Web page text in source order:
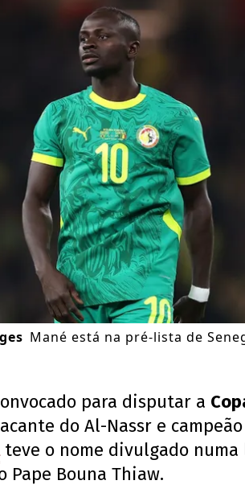
Mané está na pré-lista de
para disputar a
do Al-Nassr e
teve o nome divulgado numa
Pape Bouna Thiaw.